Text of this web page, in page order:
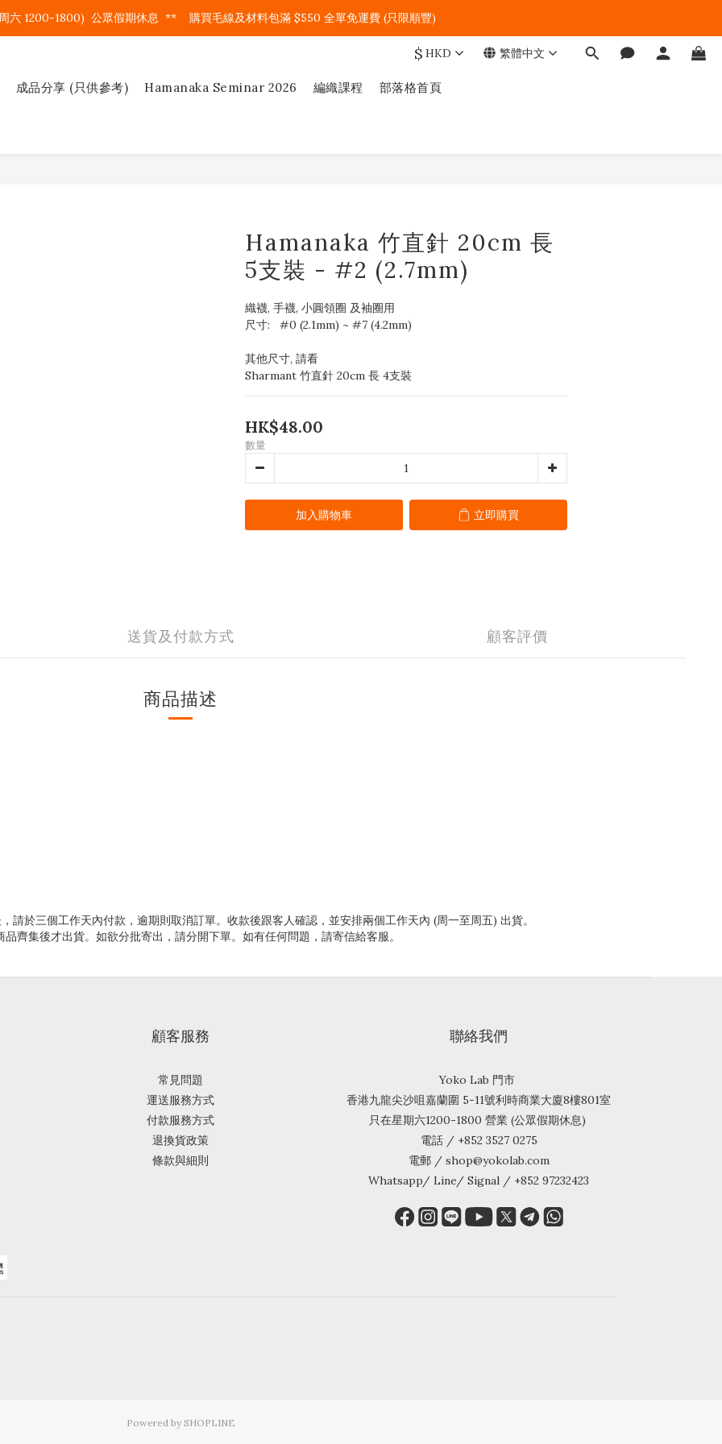
六 1200-1800)  公眾假期休息  **    購買毛線及材料包滿 $550 全單免運費 (只限順豐)
$ HKD 繁體中文
成品分享 (只供參考) Hamanaka Seminar 2026 編織課程 部落格首頁
Hamanaka 竹直針 20cm 長
5支裝 - #2 (2.7mm)
織襪, 手襪, 小圓領圈 及袖圈用
尺寸:   #0 (2.1mm) ~ #7 (4.2mm)
其他尺寸, 請看
Sharmant 竹直針 20cm 長 4支裝
HK$48.00
數量
加入購物車 立即購買
送貨及付款方式 顧客評價
商品描述
於三個工作天內付款，逾期則取消訂單。收款後跟客人確認，並安排兩個工作天內 (周一至周五) 出貨。
齊集後才出貨。如欲分批寄出，請分開下單。如有任何問題，請寄信給客服。
顧客服務
常見問題
運送服務方式
付款服務方式
退換貨政策
條款與細則
聯絡我們
Yoko Lab 門市
香港九龍尖沙咀嘉蘭圍 5-11號利時商業大廈8樓801室
只在星期六1200-1800 營業 (公眾假期休息)
電話 / +852 3527 0275
電郵 / shop@yokolab.com
Whatsapp/ Line/ Signal / +852 97232423
Powered by SHOPLINE